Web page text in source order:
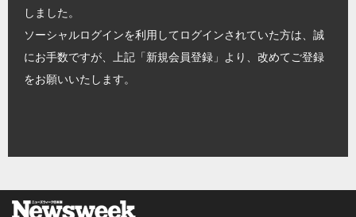
しました。
ソーシャルログインを利用してログインされていた方は、誠
にお手数ですが、上記「新規会員登録」より、改めてご登録
をお願いいたします。